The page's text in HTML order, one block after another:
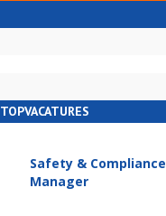
TOPVACATURES
Safety & Compliance
Manager